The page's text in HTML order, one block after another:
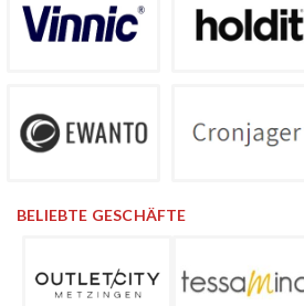
BELIEBTE GESCHÄFTE